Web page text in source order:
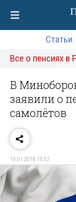
Статьи
Все о пенсиях в
В
заявили о
самолётов
15.01.2018 15:52